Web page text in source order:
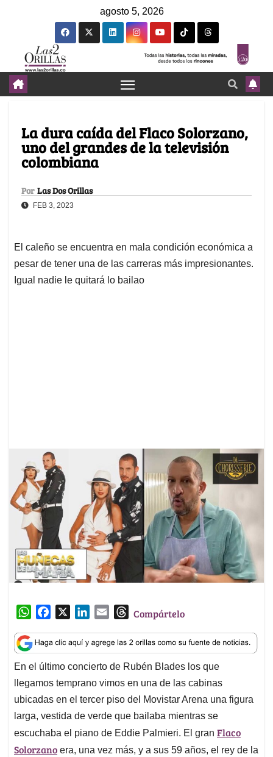
agosto 5, 2026
La dura caída del Flaco Solorzano,
uno del grandes de la televisión
colombiana
Por Las Dos Orillas
FEB 3, 2023
El caleño se encuentra en mala condición económica a
pesar de tener una de las carreras más impresionantes.
Igual nadie le quitará lo bailao
W
a
t
s
A
p
p
c
e
b
o
o
k
n
k
e
d
I
n
a
i
l
T
r
e
a
d
s
Compártelo
En el último concierto de Rubén Blades los que
llegamos temprano vimos en una de las cabinas
ubicadas en el tercer piso del Movistar Arena una figura
larga, vestida de verde que bailaba mientras se
escuchaba el piano de Eddie Palmieri. El gran Flaco
Solorzano era, una vez más, y a sus 59 años, el rey de la